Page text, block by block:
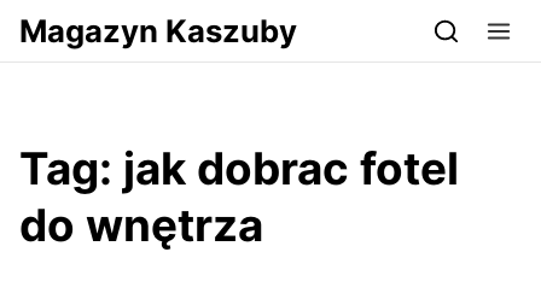
Przejdź do serwisu magazynkaszuby.pl
Magazyn Kaszuby
Tag: jak dobrac fotel
do wnętrza